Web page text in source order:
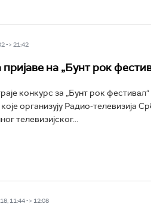
-> 21:42
на „Бунт рок
конкурс за „Бунт рок
организују Радио-телевизија
телевизијског...
11:44 -> 12:08